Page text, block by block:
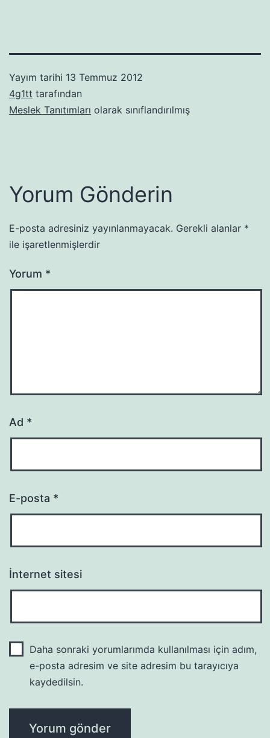
Yayım tarihi 13 Temmuz 2012
4g1tt tarafından
Meslek Tanıtımları olarak sınıflandırılmış
Yorum Gönderin
E-posta adresiniz yayınlanmayacak. Gerekli alanlar *
ile işaretlenmişlerdir
Yorum *
Ad *
E-posta *
İnternet sitesi
Daha sonraki yorumlarımda kullanılması için adım,
e-posta adresim ve site adresim bu tarayıcıya
kaydedilsin.